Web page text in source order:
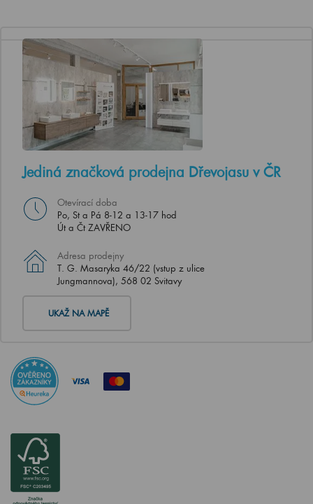
Jediná značková prodejna Dřevojasu v ČR
Otevírací doba
Po, St a Pá 8-12 a 13-17 hod
Út a Čt ZAVŘENO
Adresa prodejny
T. G. Masaryka 46/22 (vstup z ulice
Jungmannova), 568 02 Svitavy
UKAŽ NA MAPĚ